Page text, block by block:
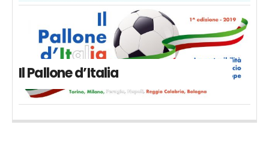
Il Pallone d’Italia